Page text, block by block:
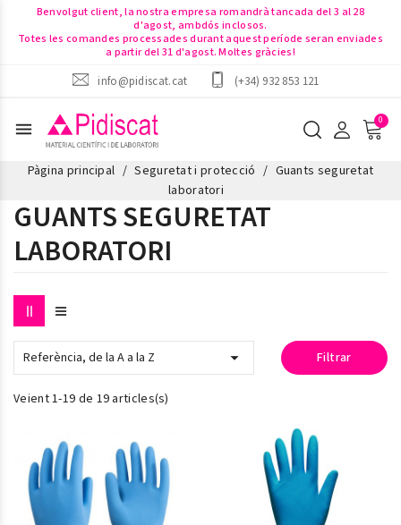
Benvolgut client, la nostra empresa romandrà tancada del 3 al 28
d'agost, ambdós inclosos.
Totes les comandes processades durant aquest període seran enviades
a partir del 31 d'agost. Moltes gràcies!
info@pidiscat.cat
(+34) 932 853 121
menu
Pàgina principal Seguretat i protecció
Guants seguretat
laboratori
GUANTS SEGURETAT
LABORATORI
Referència, de la A a la Z  Filtrar
Veient 1-19 de 19 articles(s)